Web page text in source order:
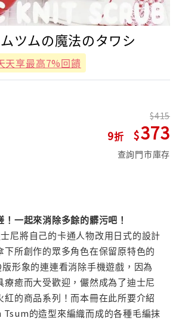
ツムの魔法のタワシ
天享最高7%回饋
9
415
373
查詢門市庫存
一起來消除多餘的髒污吧！
尼將自己的卡通人物改用日式的設計
下所創作的眾多角色在保留原特色的
形象的連連看消除手機遊戲，因為
療癒而大受歡迎，儼然成為了迪士尼
紅的商品系列！而本冊在此所要介紹
Tsum的造型來編織而成的各種毛編抹